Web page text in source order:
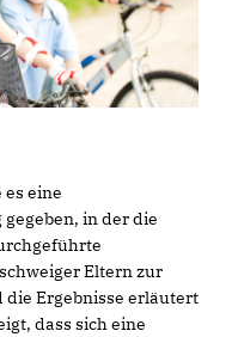
eine
in der die
Eltern zur
Ergebnisse erläutert
dass sich eine